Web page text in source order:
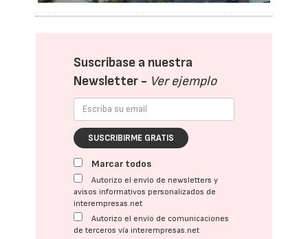
Suscríbase a nuestra
Newsletter - Ver ejemplo
SUSCRIBIRME GRATIS
Marcar todos
Autorizo el envío de newsletters y
avisos informativos personalizados de
interempresas.net
Autorizo el envío de comunicaciones
de terceros vía interempresas.net